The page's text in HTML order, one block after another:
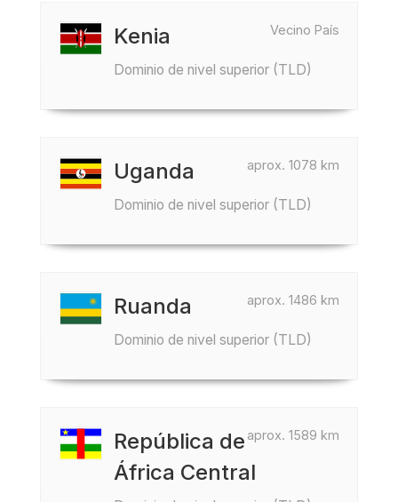
Vecino País
Kenia
Dominio de nivel superior (TLD)
aprox. 1078 km
Uganda
Dominio de nivel superior (TLD)
aprox. 1486 km
Ruanda
Dominio de nivel superior (TLD)
aprox. 1589 km
República de
África Central